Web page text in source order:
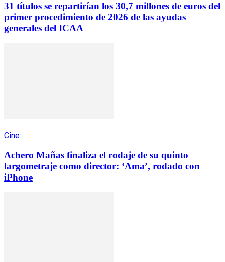
31 títulos se repartirían los 30,7 millones de euros del
primer procedimiento de 2026 de las ayudas
generales del ICAA
Cine
Achero Mañas finaliza el rodaje de su quinto
largometraje como director: ‘Ama’, rodado con
iPhone